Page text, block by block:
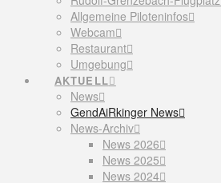
Allgemeine Piloteninfos
Webcam
Restaurant
Umgebung
AKTUELL
News
GendAiRkinger News
News-Archiv
News 2026
News 2025
News 2024